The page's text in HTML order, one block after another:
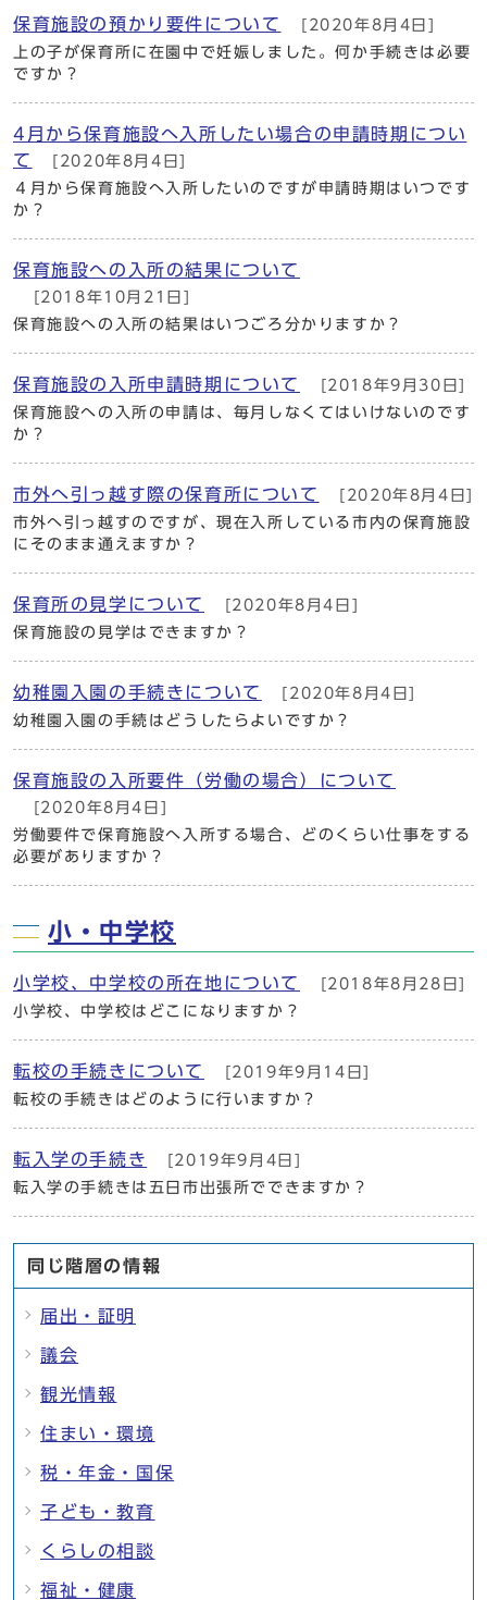
保育施設の預かり要件について
[2020年8月4日]
上の子が保育所に在園中で妊娠しました。何か手続きは必要
ですか？
4月から保育施設へ入所したい場合の申請時期につい
て
[2020年8月4日]
４月から保育施設へ入所したいのですが申請時期はいつです
か？
保育施設への入所の結果について
[2018年10月21日]
保育施設への入所の結果はいつごろ分かりますか？
保育施設の入所申請時期について
[2018年9月30日]
保育施設への入所の申請は、毎月しなくてはいけないのです
か？
市外へ引っ越す際の保育所について
[2020年8月4日]
市外へ引っ越すのですが、現在入所している市内の保育施設
にそのまま通えますか？
保育所の見学について
[2020年8月4日]
保育施設の見学はできますか？
幼稚園入園の手続きについて
[2020年8月4日]
幼稚園入園の手続はどうしたらよいですか？
保育施設の入所要件（労働の場合）について
[2020年8月4日]
労働要件で保育施設へ入所する場合、どのくらい仕事をする
必要がありますか？
小・中学校
小学校、中学校の所在地について
[2018年8月28日]
小学校、中学校はどこになりますか？
転校の手続きについて
[2019年9月14日]
転校の手続きはどのように行いますか？
転入学の手続き
[2019年9月4日]
転入学の手続きは五日市出張所でできますか？
同じ階層の情報
届出・証明
議会
観光情報
住まい・環境
税・年金・国保
子ども・教育
くらしの相談
福祉・健康